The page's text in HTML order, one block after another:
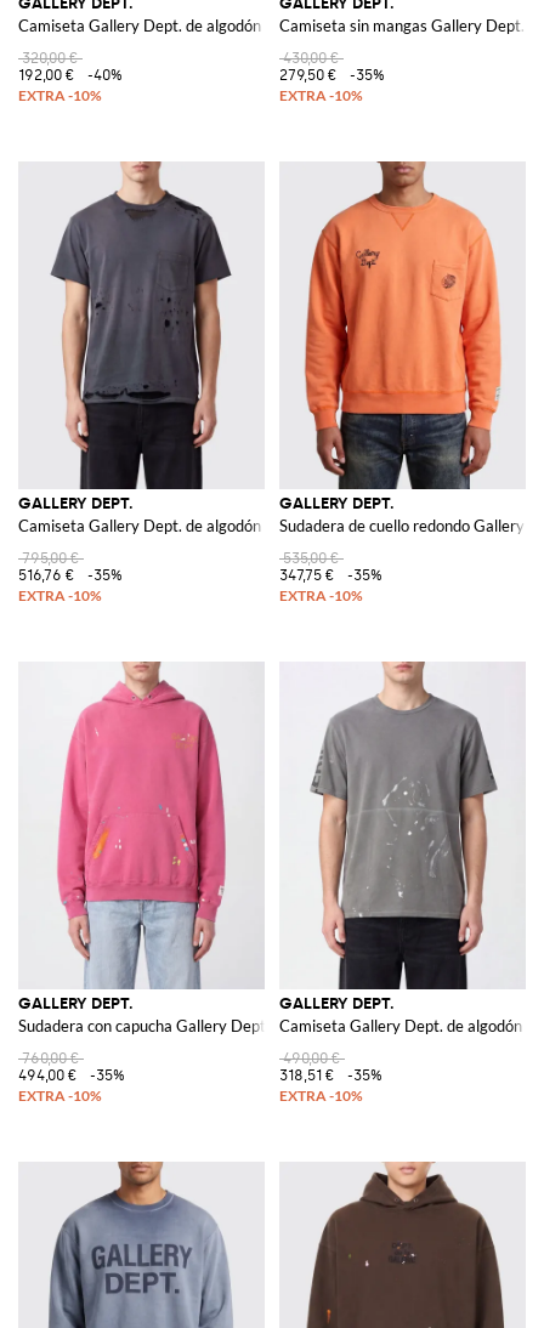
Camiseta Gallery Dept. de algodón con estampado gráfico de estilo vintage
320,00 €
192,00 €
-40%
Camiseta sin mangas Gallery Dept.
430,00 €
279,50 €
-35%
GALLERY DEPT.
Camiseta Gallery Dept. de algodón con hombros caídos y logo en la espalda
795,00 €
516,76 €
-35%
GALLERY DEPT.
Sudadera de cuello redondo Gallery
535,00 €
347,75 €
-35%
GALLERY DEPT.
Sudadera con capucha Gallery Dept. de algodón relaxed fit con estampado
760,00 €
494,00 €
-35%
GALLERY DEPT.
Camiseta Gallery Dept. de algodón
490,00 €
318,51 €
-35%